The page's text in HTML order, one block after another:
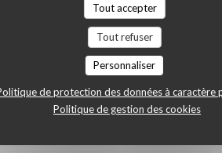
Tout accepter
Tout refuser
Personnaliser
de protection des données à caractère
Politique de gestion des cookies
Cette fois ci j'ai pris la salade
7
Cuisine:5/5 Qualité / Prix:5/5